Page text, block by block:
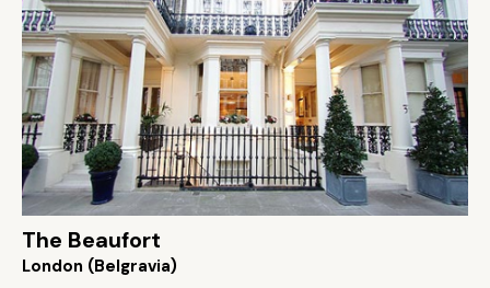
The Beaufort
London (Belgravia)